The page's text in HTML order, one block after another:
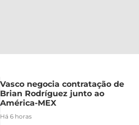
Vasco negocia contratação de
Brian Rodríguez junto ao
América-MEX
Há 6 horas